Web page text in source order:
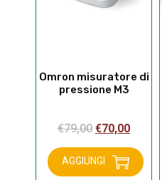
Omron misuratore di
pressione M3
€79,00 Il
prezzo
originale
€70,00Il
prezzo
attuale
Omron
AGGIUNGI